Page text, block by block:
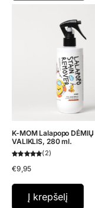
K-MOM Lalapopo DĖMIŲ
VALIKLIS, 280 ml.
2
€9,95
Į krepšelį